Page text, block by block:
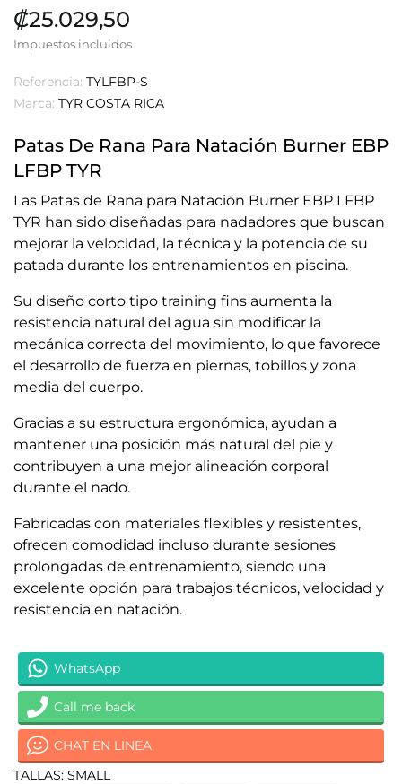
₡25.029,50
Impuestos incluidos
Referencia: TYLFBP-S
Marca: TYR COSTA RICA
Patas De Rana Para Natación Burner EBP
LFBP TYR
Las Patas de Rana para Natación Burner EBP LFBP
TYR han sido diseñadas para nadadores que buscan
mejorar la velocidad, la técnica y la potencia de su
patada durante los entrenamientos en piscina.
Su diseño corto tipo training fins aumenta la
resistencia natural del agua sin modificar la
mecánica correcta del movimiento, lo que favorece
el desarrollo de fuerza en piernas, tobillos y zona
media del cuerpo.
Gracias a su estructura ergonómica, ayudan a
mantener una posición más natural del pie y
contribuyen a una mejor alineación corporal
durante el nado.
Fabricadas con materiales flexibles y resistentes,
ofrecen comodidad incluso durante sesiones
prolongadas de entrenamiento, siendo una
excelente opción para trabajos técnicos, velocidad y
resistencia en natación.
WhatsApp
Call me back
CHAT EN LINEA
TALLAS: SMALL